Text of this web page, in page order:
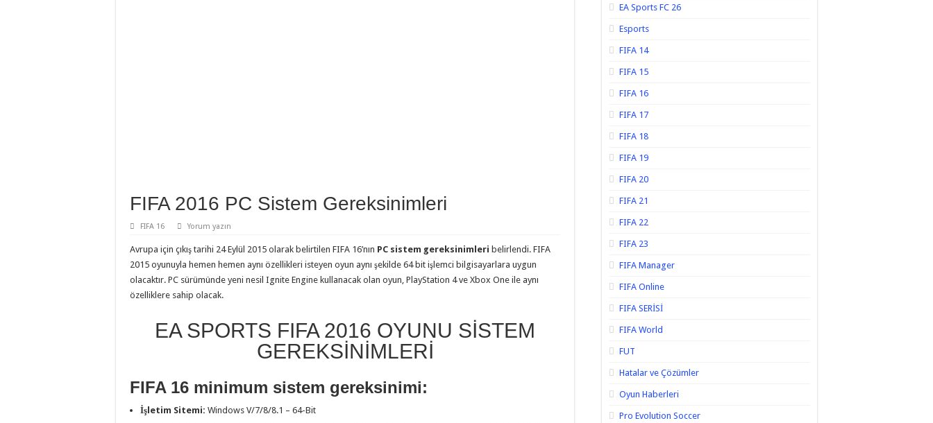
FIFA 2016 PC Sistem Gereksinimleri
FIFA 16 Yorum yazın
Avrupa için çıkış tarihi 24 Eylül 2015 olarak belirtilen FIFA 16’nın PC sistem gereksinimleri belirlendi. FIFA
2015 oyunuyla hemen hemen aynı özellikleri isteyen oyun aynı şekilde 64 bit işlemci bilgisayarlara uygun
olacaktır. PC sürümünde yeni nesil Ignite Engine kullanacak olan oyun, PlayStation 4 ve Xbox One ile aynı
özelliklere sahip olacak.
EA SPORTS FIFA 2016 OYUNU SİSTEM
GEREKSİNİMLERİ
FIFA 16 minimum sistem gereksinimi:
İşletim Sitemi: Windows V/7/8/8.1 – 64-Bit
EA Sports FC 26
Esports
FIFA 14
FIFA 15
FIFA 16
FIFA 17
FIFA 18
FIFA 19
FIFA 20
FIFA 21
FIFA 22
FIFA 23
FIFA Manager
FIFA Online
FIFA SERİSİ
FIFA World
FUT
Hatalar ve Çözümler
Oyun Haberleri
Pro Evolution Soccer